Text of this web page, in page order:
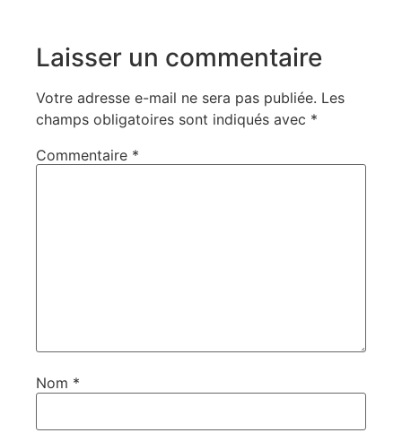
Laisser un commentaire
Votre adresse e-mail ne sera pas publiée. Les
champs obligatoires sont indiqués avec *
Commentaire *
Nom *